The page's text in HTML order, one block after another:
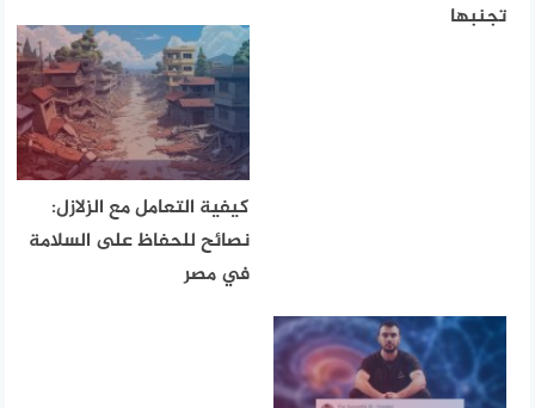
تجنبها
كيفية التعامل مع الزلازل:
نصائح للحفاظ على السلامة
في مصر